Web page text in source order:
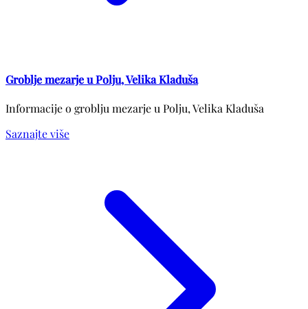
Groblje mezarje u Polju, Velika Kladuša
Informacije o groblju mezarje u Polju, Velika Kladuša
Saznajte više